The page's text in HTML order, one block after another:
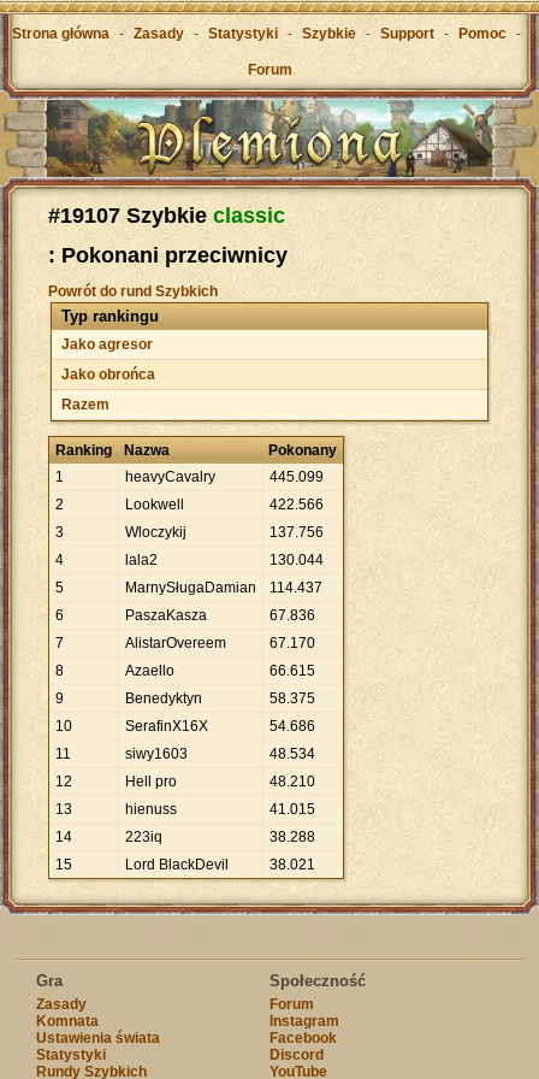
Strona główna - Zasady - Statystyki - Szybkie - Support - Pomoc -
Forum
#19107 Szybkieclassic
: Pokonani przeciwnicy
Powrót do rund Szybkich
Typ rankingu
Jako agresor
Jako obrońca
Razem
Ranking Nazwa
Pokonany
1
heavyCavalry 445.099
2
Lookwell 422.566
3
Wloczykij 137.756
4
lala2 130.044
5
MarnySługaDamian 114.437
6
PaszaKasza 67.836
7
AlistarOvereem 67.170
8
Azaello 66.615
9
Benedyktyn 58.375
10
SerafinX16X 54.686
11
siwy1603 48.534
12
Hell pro 48.210
13
hienuss 41.015
14
223iq 38.288
15
Lord BlackDevil 38.021
Gra
Zasady
Komnata
Ustawienia świata
Statystyki
Rundy Szybkich
Społeczność
Forum
Instagram
Facebook
Discord
YouTube